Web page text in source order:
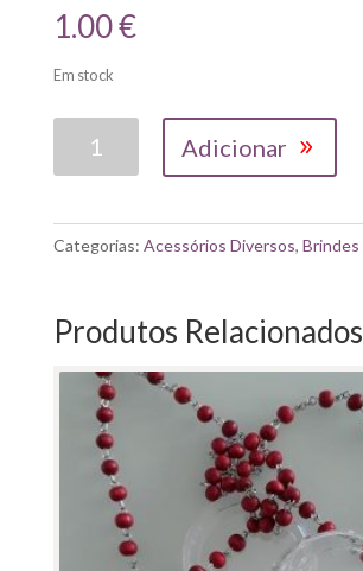
1.00€
Em stock
CHAVES
Adicionar
Categorias: Acessórios Diversos, Brindes
Produtos Relacionados